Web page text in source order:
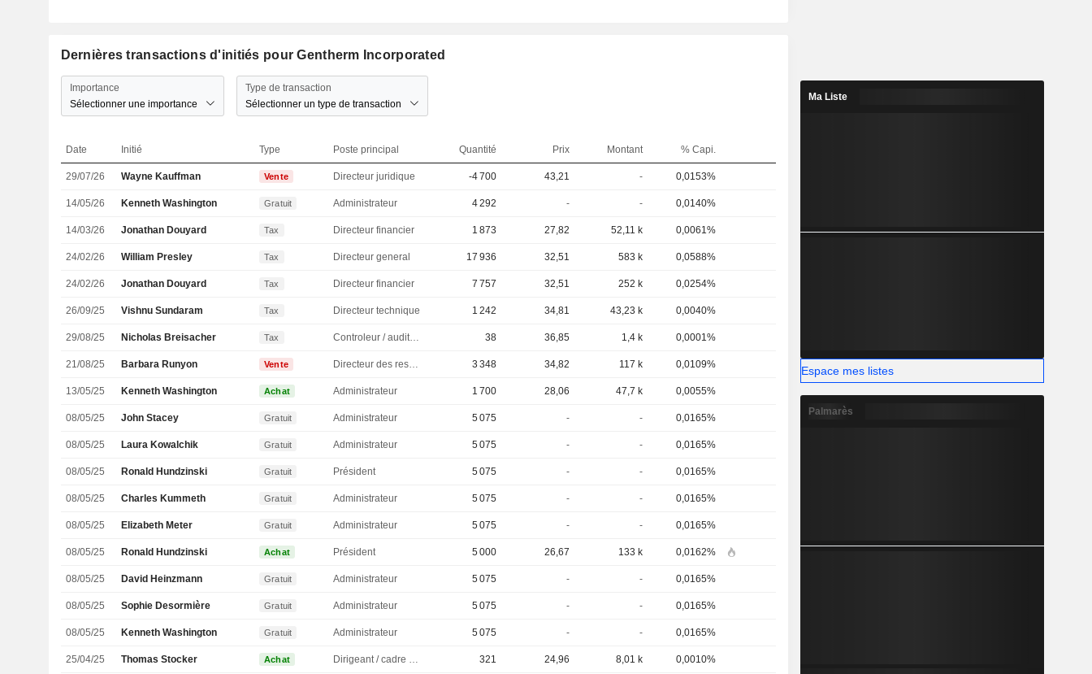
Dernières transactions d'initiés pour Gentherm Incorporated
Importance
Sélectionner une importance
Type de transaction
Sélectionner un type de transaction
Date Initié Type Poste principal Quantité Prix Montant % Capi.
29/07/26 Wayne Kauffman Vente Directeur juridique -4 700 43,21 - 0,0153%
14/05/26 Kenneth Washington Gratuit Administrateur 4 292 - - 0,0140%
14/03/26 Jonathan Douyard Tax Directeur financier 1 873 27,82 52,11 k 0,0061%
24/02/26 William Presley Tax Directeur general 17 936 32,51 583 k 0,0588%
24/02/26 Jonathan Douyard Tax Directeur financier 7 757 32,51 252 k 0,0254%
26/09/25 Vishnu Sundaram Tax Directeur technique 1 242 34,81 43,23 k 0,0040%
29/08/25 Nicholas Breisacher Tax Controleur / auditeur 38 36,85 1,4 k 0,0001%
21/08/25 Barbara Runyon Vente Directeur des ressources humaines 3 348 34,82 117 k 0,0109%
13/05/25 Kenneth Washington Achat Administrateur 1 700 28,06 47,7 k 0,0055%
08/05/25 John Stacey Gratuit Administrateur 5 075 - - 0,0165%
08/05/25 Laura Kowalchik Gratuit Administrateur 5 075 - - 0,0165%
08/05/25 Ronald Hundzinski Gratuit Président 5 075 - - 0,0165%
08/05/25 Charles Kummeth Gratuit Administrateur 5 075 - - 0,0165%
08/05/25 Elizabeth Meter Gratuit Administrateur 5 075 - - 0,0165%
08/05/25 Ronald Hundzinski Achat Président 5 000 26,67 133 k 0,0162%
08/05/25 David Heinzmann Gratuit Administrateur 5 075 - - 0,0165%
08/05/25 Sophie Desormière Gratuit Administrateur 5 075 - - 0,0165%
08/05/25 Kenneth Washington Gratuit Administrateur 5 075 - - 0,0165%
25/04/25 Thomas Stocker Achat Dirigeant / cadre principal 321 24,96 8,01 k 0,0010%
Ma Liste
Espace mes listes
Palmarès